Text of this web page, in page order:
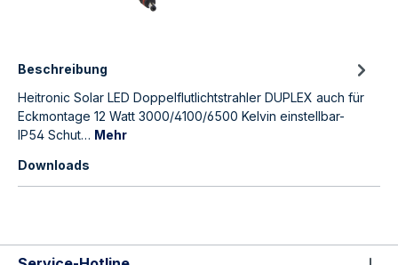
Beschreibung
Heitronic Solar LED Doppelflutlichtstrahler DUPLEX auch für
Eckmontage 12 Watt 3000/4100/6500 Kelvin einstellbar-
IP54 Schut… Mehr
Downloads